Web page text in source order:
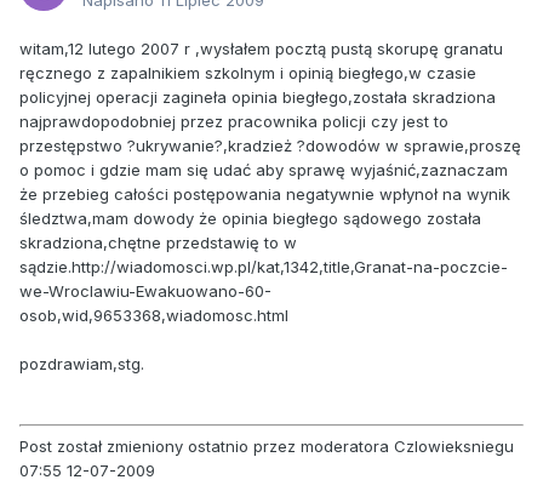
witam,12 lutego 2007 r ,wysłałem pocztą pustą skorupę granatu
ręcznego z zapalnikiem szkolnym i opinią biegłego,w czasie
policyjnej operacji zagineła opinia biegłego,została skradziona
najprawdopodobniej przez pracownika policji czy jest to
przestępstwo ?ukrywanie?,kradzież ?dowodów w sprawie,proszę
o pomoc i gdzie mam się udać aby sprawę wyjaśnić,zaznaczam
że przebieg całości postępowania negatywnie wpłynoł na wynik
śledztwa,mam dowody że opinia biegłego sądowego została
skradziona,chętne przedstawię to w
sądzie.http://wiadomosci.wp.pl/kat,1342,title,Granat-na-poczcie-
we-Wroclawiu-Ewakuowano-60-
osob,wid,9653368,wiadomosc.html
pozdrawiam,stg.
Post został zmieniony ostatnio przez moderatora Czlowieksniegu
07:55 12-07-2009